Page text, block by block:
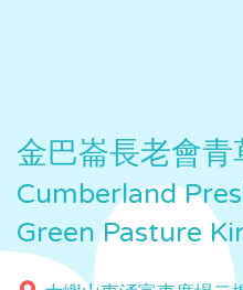
金巴崙長老會青
Cumberland
Green Pasture